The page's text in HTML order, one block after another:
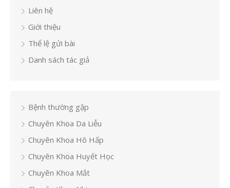
Liên hệ
Giới thiệu
Thể lệ gửi bài
Danh sách tác giả
Bệnh thường gặp
Chuyên Khoa Da Liễu
Chuyên Khoa Hô Hấp
Chuyên Khoa Huyết Học
Chuyên Khoa Mắt